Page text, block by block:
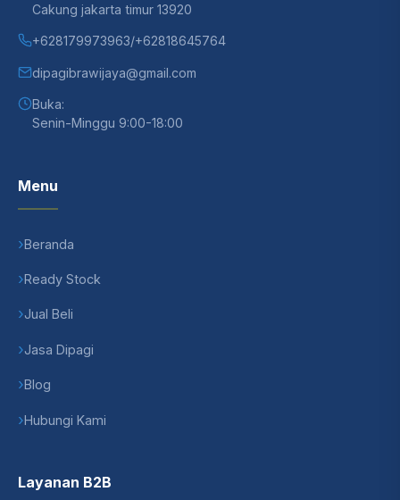
Cakung jakarta timur 13920
+628179973963/+62818645764
dipagibrawijaya@gmail.com
Buka:
Senin-Minggu 9:00-18:00
Menu
Beranda
Ready Stock
Jual Beli
Jasa Dipagi
Blog
Hubungi Kami
Layanan B2B